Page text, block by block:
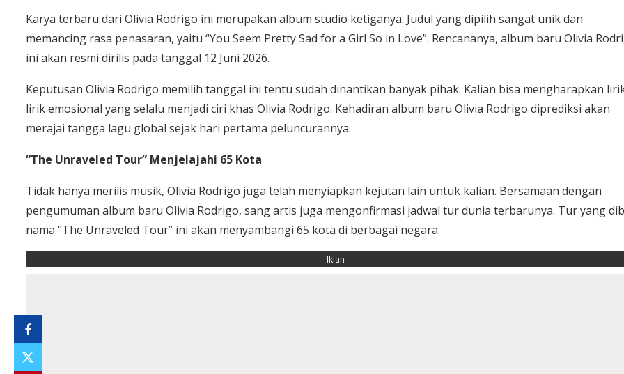
Karya terbaru dari Olivia Rodrigo ini merupakan album studio ketiganya. Judul yang dipilih sangat unik dan
memancing rasa penasaran, yaitu “You Seem Pretty Sad for a Girl So in Love”. Rencananya, album baru Olivia
ini akan resmi dirilis pada tanggal 12 Juni 2026.
Keputusan Olivia Rodrigo memilih tanggal ini tentu sudah dinantikan banyak pihak. Kalian bisa mengharapkan
lirik emosional yang selalu menjadi ciri khas Olivia Rodrigo. Kehadiran album baru Olivia Rodrigo diprediksi akan
merajai tangga lagu global sejak hari pertama peluncurannya.
“The Unraveled Tour” Menjelajahi 65 Kota
Tidak hanya merilis musik, Olivia Rodrigo juga telah menyiapkan kejutan lain untuk kalian. Bersamaan dengan
pengumuman album baru Olivia Rodrigo, sang artis juga mengonfirmasi jadwal tur dunia terbarunya. Tur yang
nama “The Unraveled Tour” ini akan menyambangi 65 kota di berbagai negara.
- Iklan -